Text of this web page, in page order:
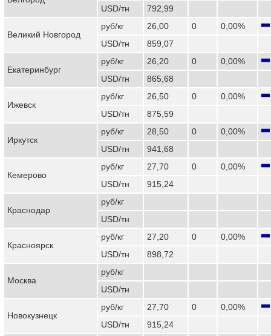
USD/тн
792,99
Великий Новгород
руб/кг 26,00 0
0,00%
USD/тн
859,07
Екатеринбург
руб/кг 26,20 0
0,00%
USD/тн
865,68
Ижевск
руб/кг 26,50 0
0,00%
USD/тн
875,59
Иркутск
руб/кг 28,50 0
0,00%
USD/тн
941,68
Кемерово
руб/кг 27,70 0
0,00%
USD/тн
915,24
Краснодар
руб/кг
USD/тн
Красноярск
руб/кг 27,20 0
0,00%
USD/тн
898,72
Москва
руб/кг
USD/тн
Новокузнецк
руб/кг 27,70 0
0,00%
USD/тн
915,24